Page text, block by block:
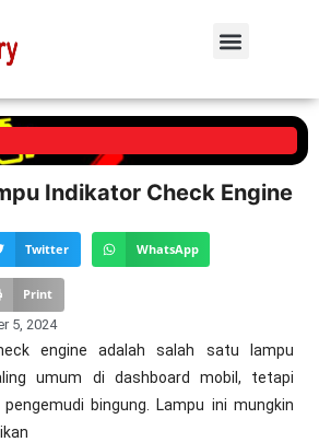
Indikator Check Engine
Twitter WhatsApp
Print
5, 2024
engine adalah salah satu lampu
umum di dashboard mobil, tetapi
bingung. Lampu ini mungkin